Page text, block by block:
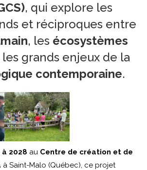
, qui explore les
et réciproques entre
, les écosystèmes
grands enjeux de la
contemporaine.
à 2028 au Centre de création et de
à Saint-Malo (Québec), ce projet